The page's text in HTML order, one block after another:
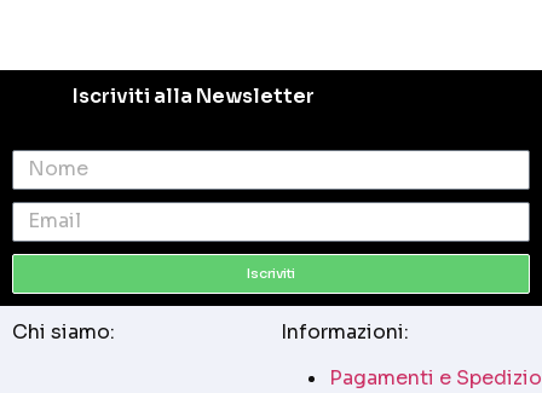
Iscriviti alla Newsletter
Iscriviti
Chi siamo:
Informazioni:
Pagamenti e